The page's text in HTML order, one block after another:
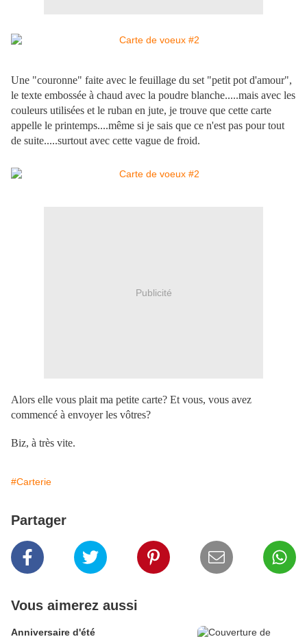
Une "couronne" faite avec le feuillage du set "petit pot d'amour",
le texte embossée à chaud avec la poudre blanche.....mais avec les
couleurs utilisées et le ruban en jute, je trouve que cette carte
appelle le printemps....même si je sais que ce n'est pas pour tout
de suite.....surtout avec cette vague de froid.
Publicité
Alors elle vous plait ma petite carte? Et vous, vous avez
commencé à envoyer les vôtres?
Biz, à très vite.
#Carterie
Partager
Vous aimerez aussi
Anniversaire d'été